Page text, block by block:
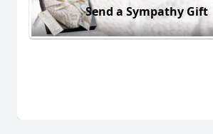
Send a Sympathy Gift